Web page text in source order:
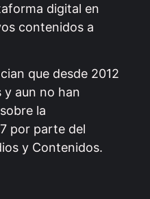
digital en
contenidos a
que desde 2012
y aun no han
la
por parte del
y Contenidos.